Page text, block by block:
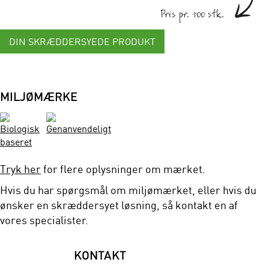
Pris pr. 100 stk.
DIN SKRÆDDERSYEDE PRODUKT
MILJØMÆRKE
Tryk herfor flere oplysninger om mærket.
Hvis du har spørgsmål om miljømærket, eller hvis du
ønsker en skræddersyet løsning, så kontakt en af
vores specialister.
KONTAKT